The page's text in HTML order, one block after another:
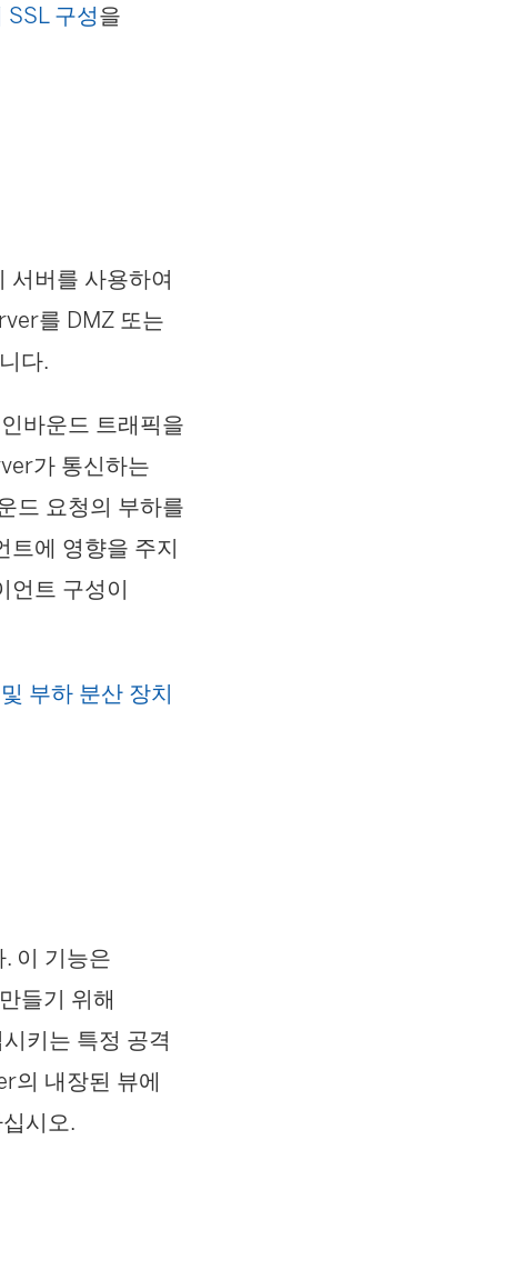
구성을
서버를 사용하여
를 DMZ 또는
다.
바운드 트래픽을
가 통신하는
드 요청의 부하를
트에 영향을 주지
언트 구성이
부하 분산 장치
이 기능은
들기 위해
키는 특정 공격
의 내장된 뷰에
시오.